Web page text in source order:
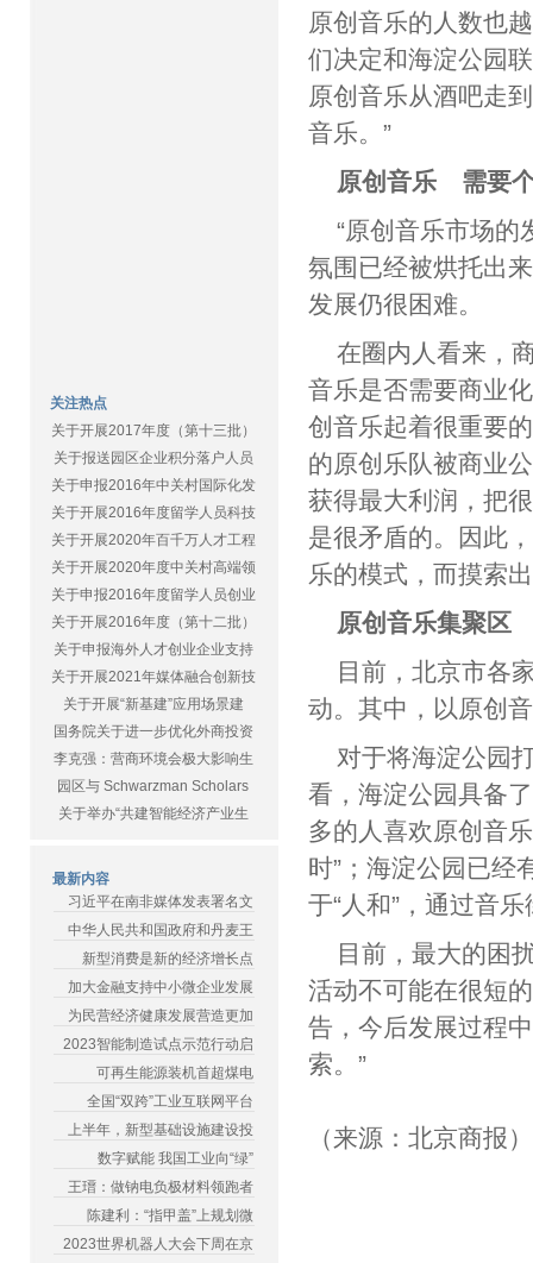
关注热点
关于开展2017年度（第十三批）
关于报送园区企业积分落户人员
关于申报2016年中关村国际化发
关于开展2016年度留学人员科技
关于开展2020年百千万人才工程
关于开展2020年度中关村高端领
关于申报2016年度留学人员创业
关于开展2016年度（第十二批）
关于申报海外人才创业企业支持
关于开展2021年媒体融合创新技
关于开展“新基建”应用场景建
国务院关于进一步优化外商投资
李克强：营商环境会极大影响生
园区与 Schwarzman Scholars
关于举办“共建智能经济产业生
最新内容
习近平在南非媒体发表署名文
中华人民共和国政府和丹麦王
新型消费是新的经济增长点
加大金融支持中小微企业发展
为民营经济健康发展营造更加
2023智能制造试点示范行动启
可再生能源装机首超煤电
全国“双跨”工业互联网平台
上半年，新型基础设施建设投
数字赋能 我国工业向“绿”
王瑨：做钠电负极材料领跑者
陈建利：“指甲盖”上规划微
2023世界机器人大会下周在京
原创音乐的人数也
们决定和海淀公园
原创音乐从酒吧走
音乐。”
原创音乐 需要
“原创音乐市场的
氛围已经被烘托出
发展仍很困难。
在圈内人看来，
音乐是否需要商业
创音乐起着很重要
的原创乐队被商业
获得最大利润，把
是很矛盾的。因此
乐的模式，而摸索
原创音乐集聚区
目前，北京市各
动。其中，以原创
对于将海淀公园
看，海淀公园具备
多的人喜欢原创音
时”；海淀公园已经
于“人和”，通过音
目前，最大的困
活动不可能在很短
告，今后发展过程
索。”
（来源：北京商报）